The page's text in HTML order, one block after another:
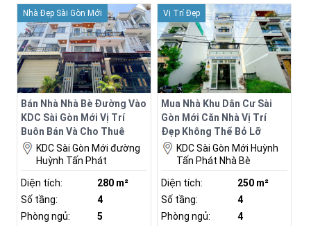
Bán Nhà Nhà Bè Đường Vào
KDC Sài Gòn Mới Vị Trí
Buôn Bán Và Cho Thuê
KDC Sài Gòn Mới đường
Huỳnh Tấn Phát
Diện tích:
280 m²
Số tầng:
4
Phòng ngủ:
5
Nhà Đẹp Sài Gòn Mới
Mua Nhà Khu Dân Cư Sài
Gòn Mới Căn Nhà Vị Trí
Đẹp Không Thể Bỏ Lỡ
KDC Sài Gòn Mới Huỳnh
Tấn Phát Nhà Bè
Diện tích:
250 m²
Số tầng:
4
Phòng ngủ:
4
Vị Trí Đẹp